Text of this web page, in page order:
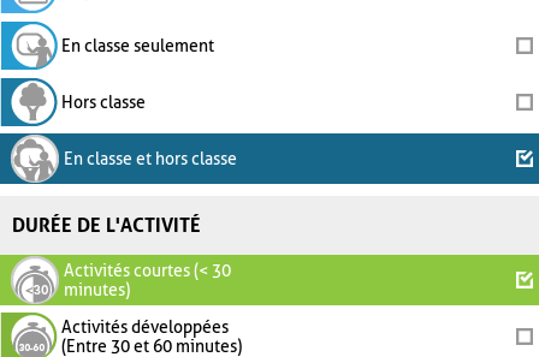
En classe seulement
Hors classe
En classe et hors classe
DURÉE DE L'ACTIVITÉ
Activités courtes (< 30
minutes)
Activités développées
(Entre 30 et 60 minutes)